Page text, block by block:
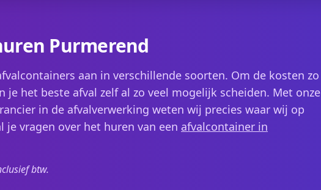
Purmerend
aan in verschillende soorten. Om de kosten zo
je het beste afval zelf al zo veel mogelijk scheiden. Met onze
in de afvalverwerking weten wij precies waar wij op
je vragen over het huren van een afvalcontainer in
btw.